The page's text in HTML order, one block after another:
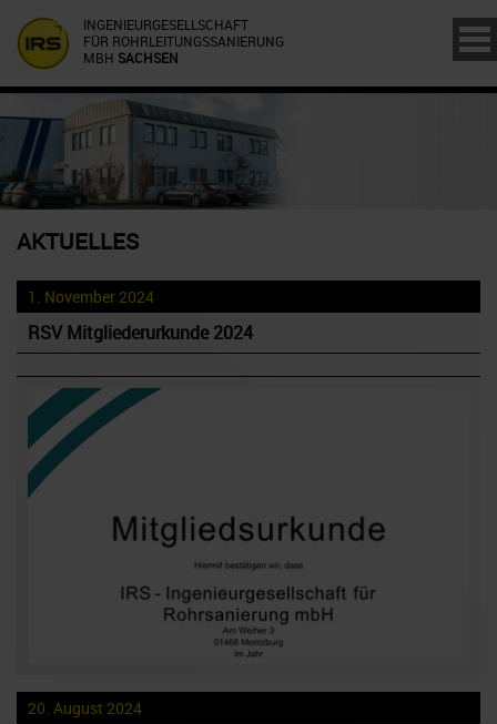
INGENIEURGESELLSCHAFT
FÜR ROHRLEITUNGSSANIERUNG
MBH SACHSEN
AKTUELLES
1. November 2024
RSV Mitgliederurkunde 2024
20. August 2024